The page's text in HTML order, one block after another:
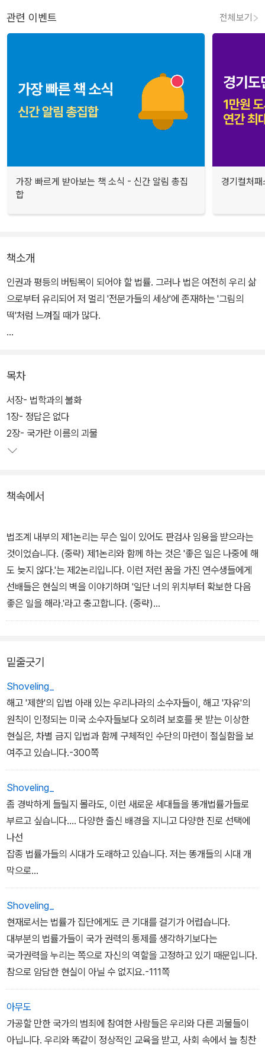
관련 이벤트 전체보기
가장 빠르게 받아보는 책 소식 - 신간 알림 총집
합
경기컬처
책소개
인권과 평등의 버팀목이 되어야 할 법률. 그러나 법은 여전히 우리 삶
으로부터 유리되어 저 멀리 '전문가들의 세상'에 존재하는 '그림의
떡'처럼 느껴질 때가 많다.
나누는 벽이 되고, 그 담장 안에서 소수의 법률가 집단이 그들만의 언
어로 법률을 독점하면 할수록 우리의 삶은 헌법의 이념과 괴리된다.
이 책은 그 벽을 허물어보려는 야심찬 시도이다. 법대를 졸업하고 사
법시험에 합격해 검사로 재직한 바 있는 현직 법대 교수가 쓴 '자신과
하며 아울러 헌법상 기본권에 대한 자세한 설명도 담았다.
목차
서장- 법학과의 불화
1장- 정답은 없다
2장- 국가란 이름의 괴물
책속에서
법조계 내부의 제1논리는 무슨 일이 있어도 판검사 임용을 받으라는
것이었습니다. (중략) 제1논리와 함께 하는 것은 '좋은 일은 나중에 해
도 늦지 않다.'는 제2논리입니다. 이런 저런 꿈을 가진 연수생들에게
선배들은 현실의 벽을 이야기하며 '일단 너의 위치부터 확보한 다음
좋은 일을 해라.'라고 충고합니다. (중략)
있고, 법조계만이 지닌 사람 평가의 기준이 있습니다. 그리고 법조계
전체를 관통하는 가장 중요한 기준은 '쓸데없이 튀지 말라'는 것입니
다. 이것이 바로 법조계의 제3논리 입니다.
이런 법조계 분위기에서 '가난하고 소외된 이웃'을 향한 삶을 시작하
기란 쉬운 일이 아닙니다. '가난하고 소외된 이웃을 위해 몸을 던진'
변호사들의 삶은 법조계 내부이 논리에 따르자면 '그저 공부를 못해
서 판검사 임용을 못 받고(제1논리), 그러다보니 실력도 못 갖춘 사람
이(제2논리), 어떻게든 뜨려고 발버둥치는(제3논리)'것에 지나치 않
게 됩니다.
사법시험을 준비할 당시 한결같이 그런 삶을 지향했던 사람들이 모두
다른 길로 가게 된 데에는 다 이유가 있는 것입니다. 법조계 내부의 논
리와 기대를 충족시키기 위해 노력하면 할수록, 일반 시민들이 기대
하는 법률가의 모습으로부터 멀어지게 되는 안타까운 현실...(본문12
6쪽에서)
밑줄긋기
Shoveling_
해고 '제한'의 입법 아래 있는 우리나라의 소수자들이, 해고 '자유'의
원칙이 인정되는 미국 소수자들보다 오히려 보호를 못 받는 이상한
현실은, 차별 금지 입법과 함께 구체적인 수단의 마련이 절실함을 보
여주고 있습니다.-300쪽
Shoveling_
좀 경박하게 들릴지 몰라도, 이런 새로운 세대들을 똥개법률가들로
부르고 싶습니다.... 다양한 출신 배경을 지니고 다양한 진로 선택에
나선
잡종 법률가들의 시대가 도래하고 있습니다. 저는 똥개들의 시대 개
막으로
부를 만한 이 변화야말로 우리 법조의 새로운 희망이라고 믿습니다.-
171쪽
Shoveling_
현재로서는 법률가 집단에게도 큰 기대를 걸기가 어렵습니다.
대부분의 법률가들이 국가 권력의 통제를 생각하기보다는
국가권력을 누리는 쪽으로 자신의 역할을 고정하고 있기 때문입니다.
참으로 암담한 현실이 아닐 수 없지요.-111쪽
아무도
가공할 만한 국가의 범죄에 참여한 사람들은 우리와 다른 괴물들이
아닙니다. 우리와 똑같이 정상적인 교육을 받고, 사회 속에서 늘 칭찬